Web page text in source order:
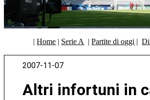
|Home | Serie A |Partite di oggi |
2007-11-07
Altri infortuni in